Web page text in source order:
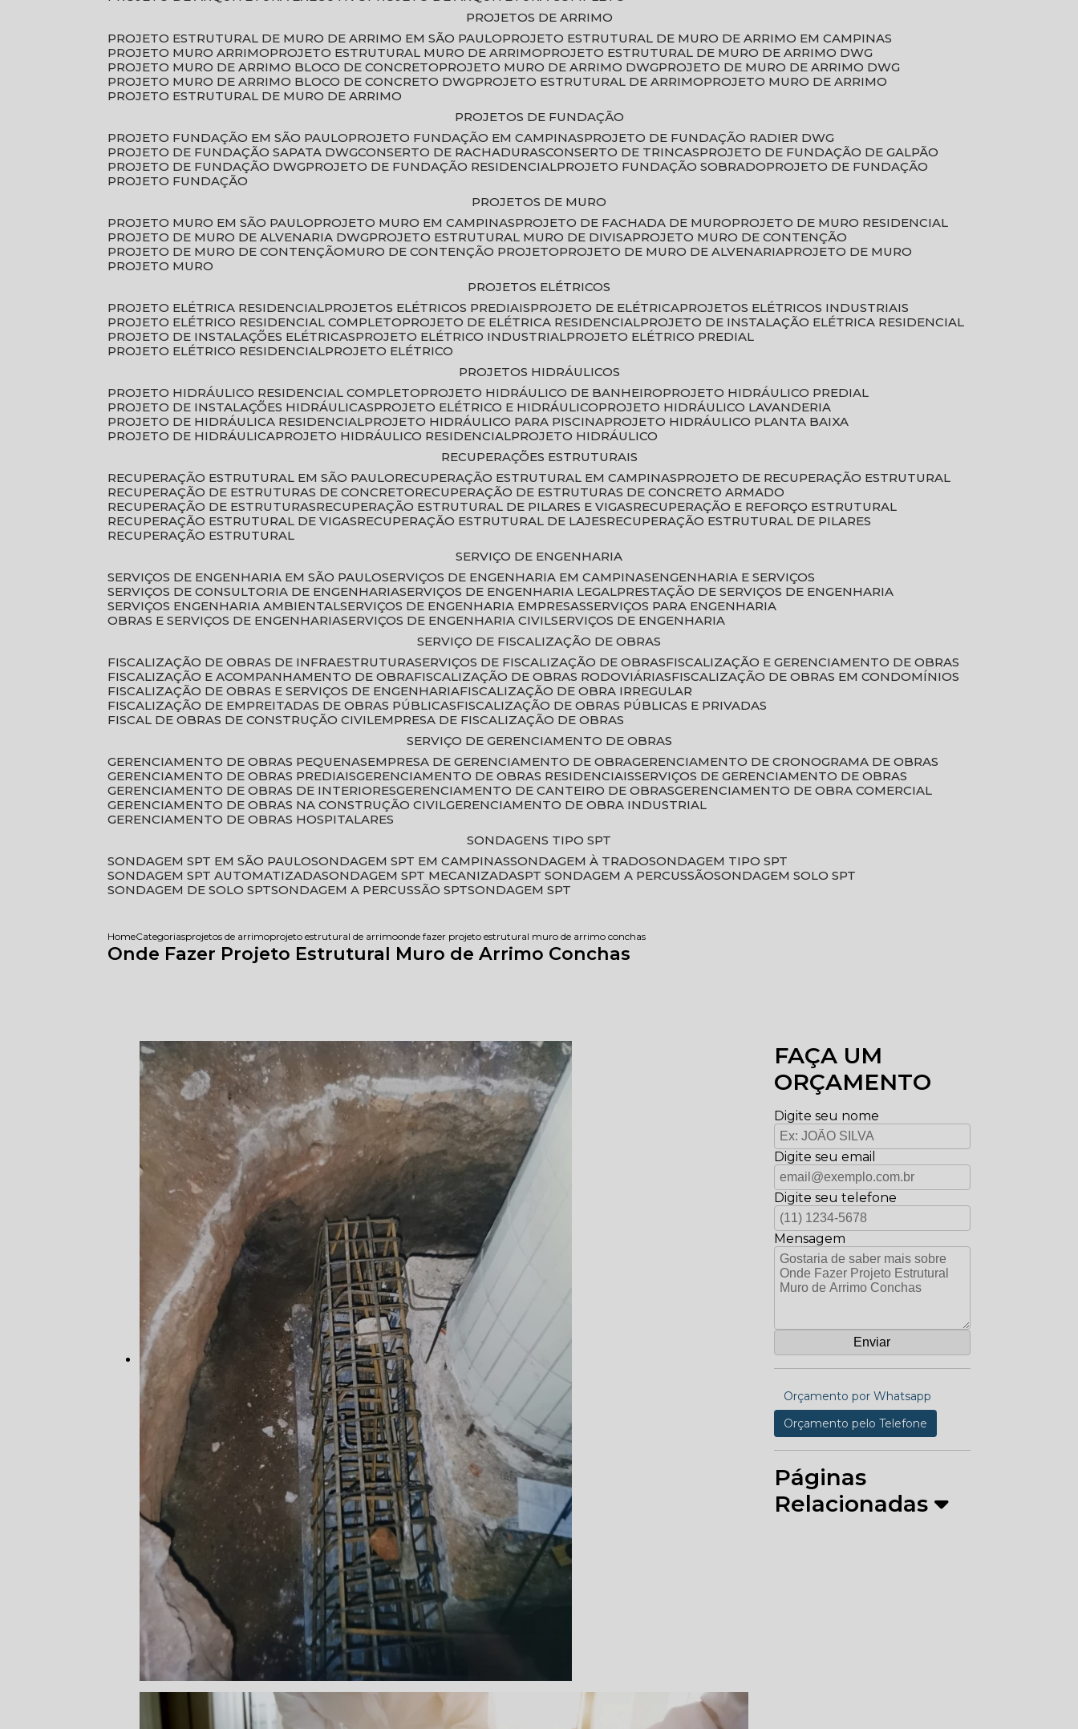
PROJETOS DE ARRIMO
PROJETO ESTRUTURAL DE MURO DE ARRIMO EM SÃO PAULO
PROJETO ESTRUTURAL DE MURO DE ARRIMO EM CAMPINAS
PROJETO MURO ARRIMO
PROJETO ESTRUTURAL MURO DE ARRIMO
PROJETO ESTRUTURAL DE MURO DE ARRIMO DWG
PROJETO MURO DE ARRIMO BLOCO DE CONCRETO
PROJETO MURO DE ARRIMO DWG
PROJETO DE MURO DE ARRIMO DWG
PROJETO MURO DE ARRIMO BLOCO DE CONCRETO DWG
PROJETO ESTRUTURAL DE ARRIMO
PROJETO MURO DE ARRIMO
PROJETO ESTRUTURAL DE MURO DE ARRIMO
PROJETOS DE FUNDAÇÃO
PROJETO FUNDAÇÃO EM SÃO PAULO
PROJETO FUNDAÇÃO EM CAMPINAS
PROJETO DE FUNDAÇÃO RADIER DWG
PROJETO DE FUNDAÇÃO SAPATA DWG CONSERTO DE RACHADURAS CONSERTO DE TRINCAS
PROJETO DE FUNDAÇÃO DE GALPÃO
PROJETO DE FUNDAÇÃO DWG
PROJETO DE FUNDAÇÃO RESIDENCIAL PROJETO FUNDAÇÃO SOBRADO
PROJETO DE FUNDAÇÃO
PROJETO FUNDAÇÃO
PROJETOS DE MURO
PROJETO MURO EM SÃO PAULO
PROJETO MURO EM CAMPINAS PROJETO DE FACHADA DE MURO
PROJETO DE MURO RESIDENCIAL
PROJETO DE MURO DE ALVENARIA DWG
PROJETO ESTRUTURAL MURO DE DIVISA
PROJETO MURO DE CONTENÇÃO
PROJETO DE MURO DE CONTENÇÃO
MURO DE CONTENÇÃO PROJETO PROJETO DE MURO DE ALVENARIA
PROJETO DE MURO
PROJETO MURO
PROJETOS ELÉTRICOS
PROJETO ELÉTRICA RESIDENCIAL
PROJETOS ELÉTRICOS PREDIAIS PROJETO DE ELÉTRICA
PROJETOS ELÉTRICOS INDUSTRIAIS
PROJETO ELÉTRICO RESIDENCIAL COMPLETO
PROJETO DE ELÉTRICA RESIDENCIAL
PROJETO DE INSTALAÇÃO ELÉTRICA RESIDENCIAL
PROJETO DE INSTALAÇÕES ELÉTRICAS
PROJETO ELÉTRICO INDUSTRIAL
PROJETO ELÉTRICO PREDIAL
PROJETO ELÉTRICO RESIDENCIAL
PROJETO ELÉTRICO
PROJETOS HIDRÁULICOS
PROJETO HIDRÁULICO RESIDENCIAL COMPLETO
PROJETO HIDRÁULICO DE BANHEIRO
PROJETO HIDRÁULICO PREDIAL
PROJETO DE INSTALAÇÕES HIDRÁULICAS
PROJETO ELÉTRICO E HIDRÁULICO
PROJETO HIDRÁULICO LAVANDERIA
PROJETO DE HIDRÁULICA RESIDENCIAL
PROJETO HIDRÁULICO PARA PISCINA
PROJETO HIDRÁULICO PLANTA BAIXA
PROJETO DE HIDRÁULICA
PROJETO HIDRÁULICO RESIDENCIAL
PROJETO HIDRÁULICO
RECUPERAÇÕES ESTRUTURAIS
RECUPERAÇÃO ESTRUTURAL EM SÃO PAULO
RECUPERAÇÃO ESTRUTURAL EM CAMPINAS
PROJETO DE RECUPERAÇÃO ESTRUTURAL
RECUPERAÇÃO DE ESTRUTURAS DE CONCRETO
RECUPERAÇÃO DE ESTRUTURAS DE CONCRETO ARMADO
RECUPERAÇÃO DE ESTRUTURAS
RECUPERAÇÃO ESTRUTURAL DE PILARES E VIGAS
RECUPERAÇÃO E REFORÇO ESTRUTURAL
RECUPERAÇÃO ESTRUTURAL DE VIGAS
RECUPERAÇÃO ESTRUTURAL DE LAJES
RECUPERAÇÃO ESTRUTURAL DE PILARES
RECUPERAÇÃO ESTRUTURAL
SERVIÇO DE ENGENHARIA
SERVIÇOS DE ENGENHARIA EM SÃO PAULO SERVIÇOS DE ENGENHARIA EM CAMPINAS
ENGENHARIA E SERVIÇOS
SERVIÇOS DE CONSULTORIA DE ENGENHARIA SERVIÇOS DE ENGENHARIA LEGAL
PRESTAÇÃO DE SERVIÇOS DE ENGENHARIA
SERVIÇOS ENGENHARIA AMBIENTAL SERVIÇOS DE ENGENHARIA EMPRESAS SERVIÇOS PARA ENGENHARIA
OBRAS E SERVIÇOS DE ENGENHARIA SERVIÇOS DE ENGENHARIA CIVIL SERVIÇOS DE ENGENHARIA
SERVIÇO DE FISCALIZAÇÃO DE OBRAS
FISCALIZAÇÃO DE OBRAS DE INFRAESTRUTURA SERVIÇOS DE FISCALIZAÇÃO DE OBRAS
FISCALIZAÇÃO E GERENCIAMENTO DE OBRAS
FISCALIZAÇÃO E ACOMPANHAMENTO DE OBRA FISCALIZAÇÃO DE OBRAS RODOVIÁRIAS
FISCALIZAÇÃO DE OBRAS EM CONDOMÍNIOS
FISCALIZAÇÃO DE OBRAS E SERVIÇOS DE ENGENHARIA FISCALIZAÇÃO DE OBRA IRREGULAR
FISCALIZAÇÃO DE EMPREITADAS DE OBRAS PÚBLICAS
FISCALIZAÇÃO DE OBRAS PÚBLICAS E PRIVADAS
FISCAL DE OBRAS DE CONSTRUÇÃO CIVIL EMPRESA DE FISCALIZAÇÃO DE OBRAS
SERVIÇO DE GERENCIAMENTO DE OBRAS
GERENCIAMENTO DE OBRAS PEQUENAS
EMPRESA DE GERENCIAMENTO DE OBRA
GERENCIAMENTO DE CRONOGRAMA DE OBRAS
GERENCIAMENTO DE OBRAS PREDIAIS
GERENCIAMENTO DE OBRAS RESIDENCIAIS SERVIÇOS DE GERENCIAMENTO DE OBRAS
GERENCIAMENTO DE OBRAS DE INTERIORES
GERENCIAMENTO DE CANTEIRO DE OBRAS
GERENCIAMENTO DE OBRA COMERCIAL
GERENCIAMENTO DE OBRAS NA CONSTRUÇÃO CIVIL
GERENCIAMENTO DE OBRA INDUSTRIAL
GERENCIAMENTO DE OBRAS HOSPITALARES
SONDAGENS TIPO SPT
SONDAGEM SPT EM SÃO PAULO SONDAGEM SPT EM CAMPINAS SONDAGEM À TRADO SONDAGEM TIPO SPT
SONDAGEM SPT AUTOMATIZADA SONDAGEM SPT MECANIZADA SPT SONDAGEM A PERCUSSÃO SONDAGEM SOLO SPT
SONDAGEM DE SOLO SPT SONDAGEM A PERCUSSÃO SPT SONDAGEM SPT
HomeCategoriasprojetos de arrimoprojeto estrutural de arrimoonde fazer projeto estrutural muro de arrimo conchas
Onde Fazer Projeto Estrutural Muro de Arrimo Conchas
FAÇA UM
ORÇAMENTO
Digite seu nome
Digite seu email
Digite seu telefone
Mensagem
Orçamento por Whatsapp
Orçamento pelo Telefone
Páginas
Relacionadas